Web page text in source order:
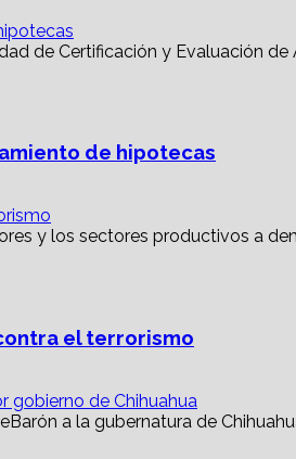
de hipotecas
el terrorismo
gobierno de Chihuahua